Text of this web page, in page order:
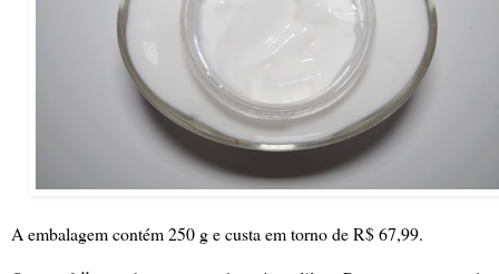
A embalagem contém 250 g e custa em torno de R$ 67,99.